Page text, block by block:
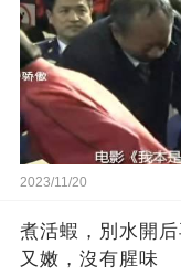
2023/11/20
煮活蝦，別水開
又嫩，沒有腥味